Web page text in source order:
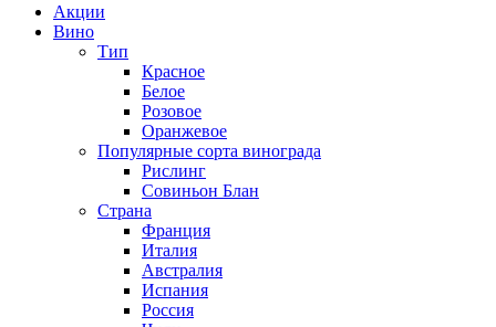
Акции
Вино
Тип
Красное
Белое
Розовое
Оранжевое
Популярные сорта винограда
Рислинг
Совиньон Блан
Страна
Франция
Италия
Австралия
Испания
Россия